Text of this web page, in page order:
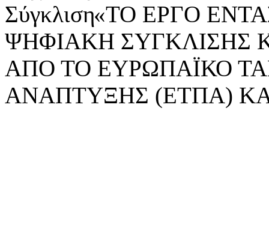
«ΤΟ ΕΡΓΟ
ΨΗΦΙΑΚΗ ΣΥΓΚΛΙΣΗΣ
ΑΠΟ ΤΟ ΕΥΡΩΠΑΪΚΟ
ΑΝΑΠΤΥΞΗΣ (ΕΤΠΑ)